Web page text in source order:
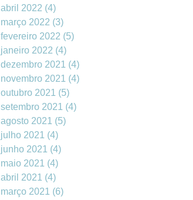
abril 2022 (4)
março 2022 (3)
fevereiro 2022 (5)
janeiro 2022 (4)
dezembro 2021 (4)
novembro 2021 (4)
outubro 2021 (5)
setembro 2021 (4)
agosto 2021 (5)
julho 2021 (4)
junho 2021 (4)
maio 2021 (4)
abril 2021 (4)
março 2021 (6)